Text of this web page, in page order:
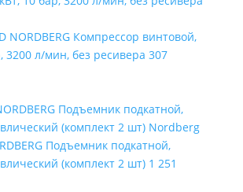
NORDBERG Компрессор винтовой,
3200 л/мин, без ресивера 307
Подъемник подкатной,
(комплект 2 шт) 1 251